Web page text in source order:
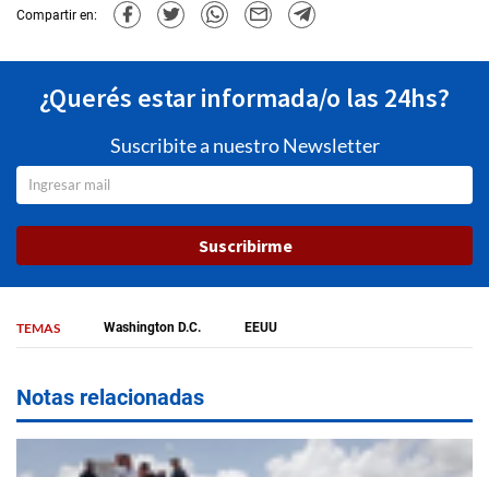
Compartir en:
¿Querés estar informada/o las 24hs?
Suscribite a nuestro Newsletter
Suscribirme
TEMAS Washington D.C. EEUU
Notas relacionadas